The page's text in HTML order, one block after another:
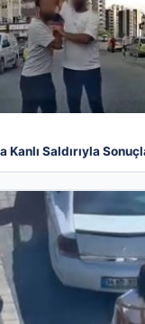
Kanlı Saldırıyla